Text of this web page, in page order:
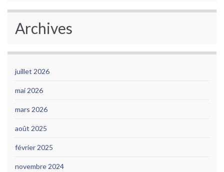
Archives
juillet 2026
mai 2026
mars 2026
août 2025
février 2025
novembre 2024